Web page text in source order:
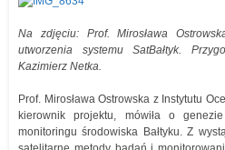
Na zdjęciu: Prof. Mirosława
utworzenia systemu SatBałtyk.
Kazimierz Netka.
Prof. Mirosława Ostrowska z Instytutu
kierownik projektu, mówiła o
monitoringu środowiska Bałtyku. Z